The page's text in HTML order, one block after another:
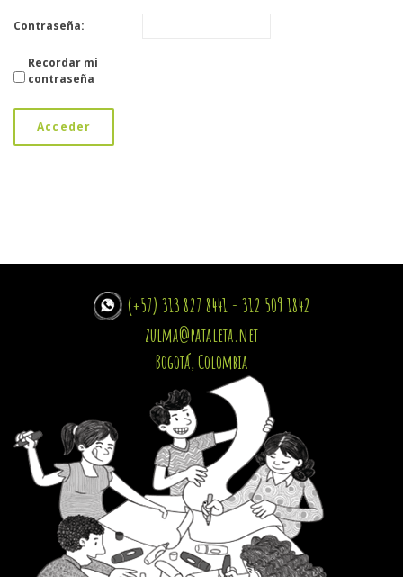
Contraseña:
Recordar mi
contraseña
Acceder
(+57) 313 827 8441 - 312 509 1842
zulma@pataleta.net
Bogotá, Colombia